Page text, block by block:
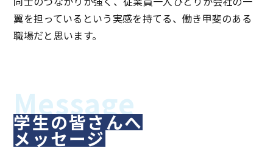
翼を担っているという実感を持てる、働き甲斐のある
職場だと思います。
学生の皆さんへ
メッセージ